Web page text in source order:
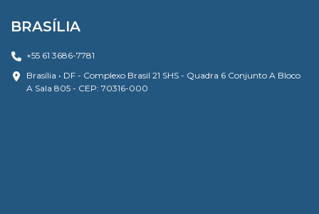
BRASÍLIA
+55 61 3686-7781
Brasília • DF - Complexo Brasil 21 SHS - Quadra 6 Conjunto A Bloco
A Sala 805 - CEP: 70316-000